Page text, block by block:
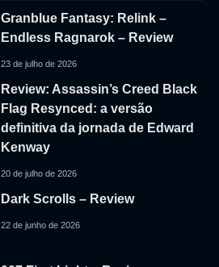
Granblue Fantasy: Relink –
Endless Ragnarok – Review
23 de julho de 2026
Review: Assassin’s Creed Black
Flag Resynced: a versão
definitiva da jornada de Edward
Kenway
20 de julho de 2026
Dark Scrolls – Review
22 de junho de 2026